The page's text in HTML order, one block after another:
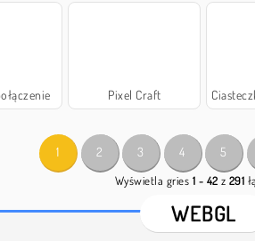
Pixel Craft
1 2 3 4 5
Wyświetla gries 1 - 42 z 291
WEBGL